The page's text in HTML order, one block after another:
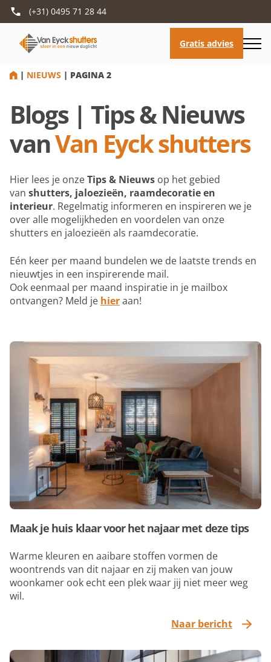
(+31) 0495 71 28 44
HOME
| NIEUWS | PAGINA 2
Blogs | Tips & Nieuws
vanVan Eyck shutters
Hier lees je onzeTips & Nieuws op het gebied
van shutters, jaloezieën, raamdecoratie en
interieur. Regelmatig informeren en inspireren we je
over alle mogelijkheden en voordelen van onze
shutters en jaloezieën als raamdecoratie.
Eén keer per maand bundelen we de laatste trends en
nieuwtjes in een inspirerende mail.
Ook eenmaal per maand inspiratie in je mailbox
ontvangen? Meld je hieraan!
Maak je huis klaar voor het najaar met deze tips
Warme kleuren en aaibare stoffen vormen de
woontrends van dit najaar en zij maken van jouw
woonkamer ook echt een plek waar jij niet meer weg
wil.
Naar bericht